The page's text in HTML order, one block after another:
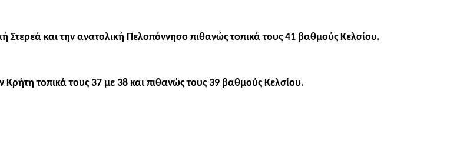
Στερεά και την ανατολική Πελοπόννησο πιθανώς τοπικά τους 41 βαθμούς Κελσίου.
τοπικά τους 37 με 38 και πιθανώς τους 39 βαθμούς Κελσίου.